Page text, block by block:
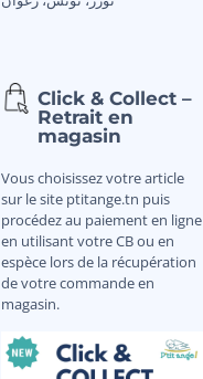
Click & Collect –
Retrait en
magasin
Vous choisissez votre article
sur le site ptitange.tn puis
procédez au paiement en ligne
en utilisant votre CB ou en
espèce lors de la récupération
de votre commande en
magasin.